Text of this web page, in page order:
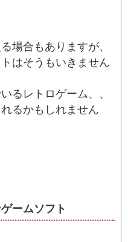
場合もありますが、
はそうもいきません
るレトロゲーム、、
るかもしれません
ームソフト